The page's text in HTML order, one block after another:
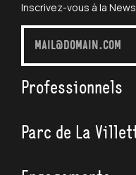
Inscrivez-vous à la
Professionnels
Champ social &
Parc de La